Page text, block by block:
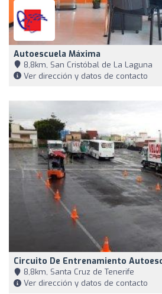
Autoescuela Máxima
8,8km, San Cristóbal de La Laguna
Ver dirección y datos de contacto
Circuito De Entrenamiento
8,8km, Santa Cruz de Tenerife
Ver dirección y datos de contacto